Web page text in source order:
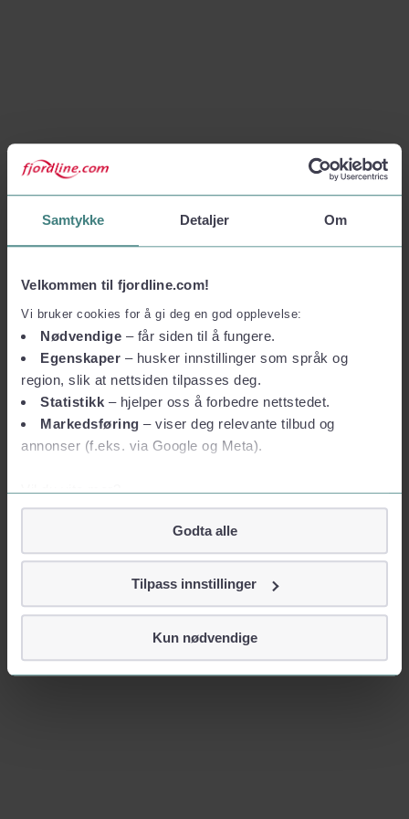
Samtykke Detaljer Om
Velkommen til fjordline.com!
Vi bruker cookies for å gi deg en god opplevelse:
Nødvendige – får siden til å fungere.
Egenskaper – husker innstillinger som språk og
region, slik at nettsiden tilpasses deg.
Statistikk – hjelper oss å forbedre nettstedet.
Markedsføring – viser deg relevante tilbud og
annonser (f.eks. via Google og Meta).
Vil du vite mer?
Om informasjonskapsler
Googles retningslinjer for personvern
Vi tar ditt personvern på alvor
identifiserer deg, som navn eller telefonnummer.
Godta alle
Tilpass innstillinger
Kun nødvendige